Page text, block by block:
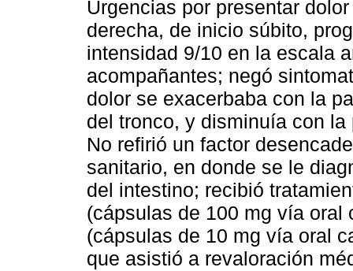
Urgencias por presentar
derecha, de inicio súbito,
intensidad 9/10 en la escala
acompañantes; negó
dolor se exacerbaba con la
del tronco, y disminuía con
No refirió un factor
sanitario, en donde se le
del intestino; recibió
(cápsulas de 100 mg vía
(cápsulas de 10 mg vía oral
que asistió a revaloración